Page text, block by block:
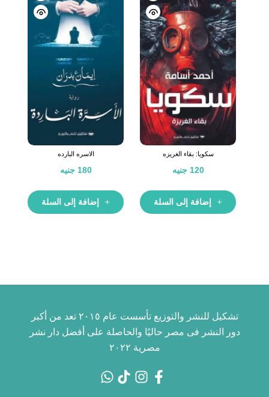
سكويا: بقاء الغريزه
120 جنيه
إضافة إلى السلة
الاسره البارده
180 جنيه
إضافة إلى السلة
تشكيل للنشر والتوزيع تأسست عام ٢٠١٥ تعد من أكبر
دور النشر فى مصر حاليًا والحاصلة على أفضل دار نشر
مصرية ٢٠٢٢